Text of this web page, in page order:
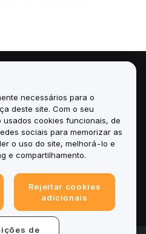
necessários para o
deste site. Com o seu
usados cookies funcionais, de
sociais para memorizar as
o uso do site, melhorá-lo e
e compartilhamento.
Rejeitar cookies
adicionais
de